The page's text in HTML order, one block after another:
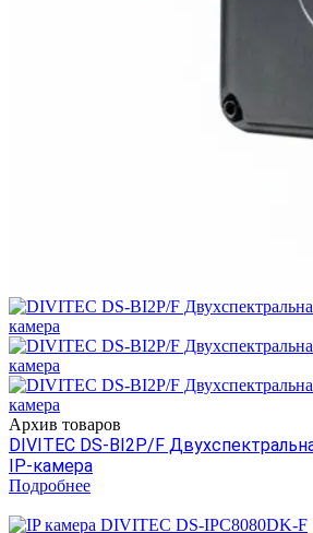
Архив товаров
DIVITEC DS-BI2P/F
IP-камера
Подробнее